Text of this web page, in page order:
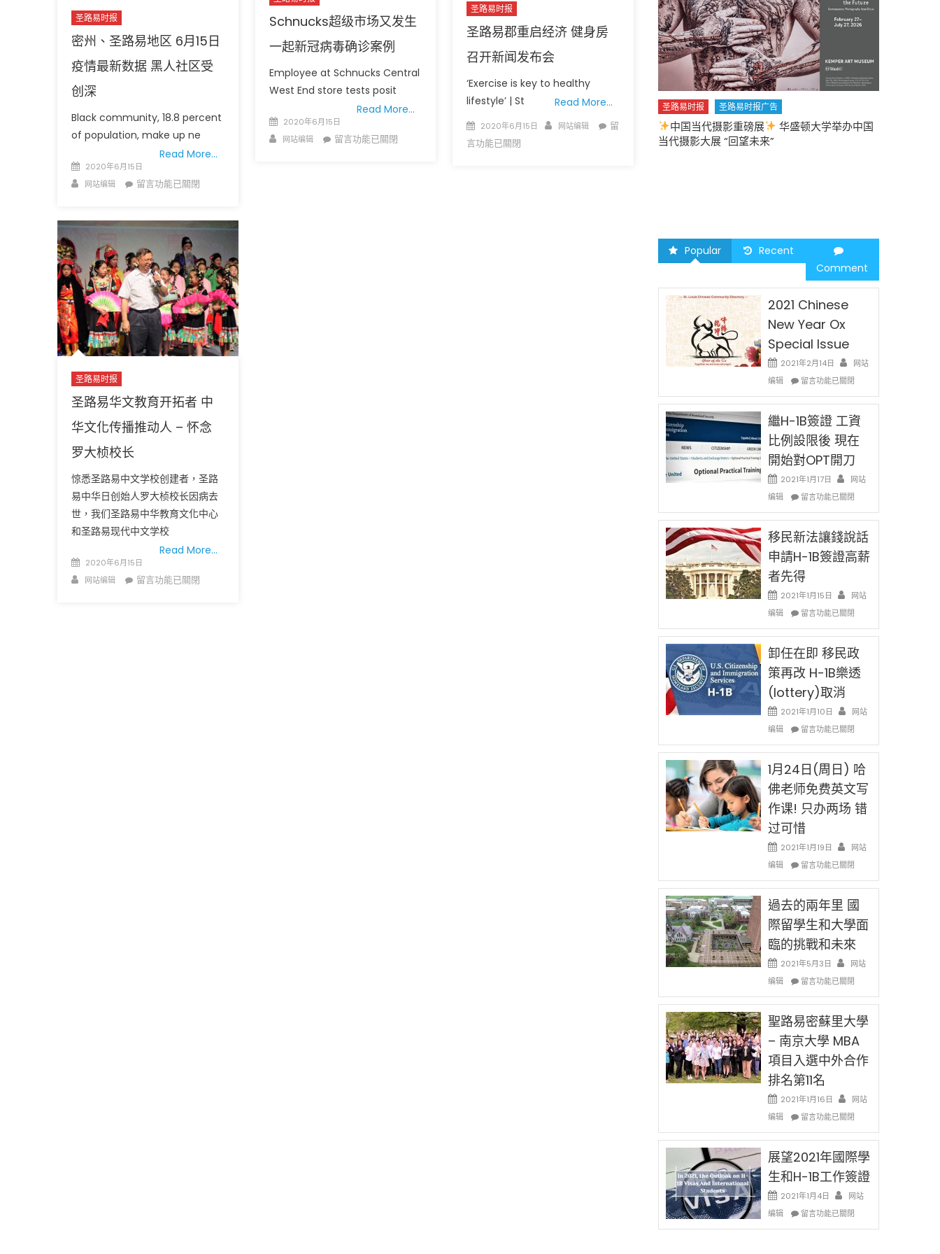
圣路易时报
密州、圣路易地区 6月15日
疫情最新数据 黑人社区受
创深
Black community, 18.8 percent
of population, make up ne
Read More…
Posted
on
2020年6月15日
Author
网站编辑
在
圣
路
易
地
区
6
月
日
最
新
黑
社
区
受
深〉
中
留言功能已關閉
Schnucks超级市场又发生
一起新冠病毒确诊案例
Employee at Schnucks Central
West End store tests posit
Read More…
Posted
on
2020年6月15日
Author
网站编辑
在
留言功能已關閉
圣路易时报
圣路易郡重启经济 健身房
召开新闻发布会
‘Exercise is key to healthy
lifestyle’ | St
Read More…
Posted
on
2020年6月15日 Author
网站编辑
在
留
言功能已關閉
圣路易时报
圣路易华文教育开拓者 中
华文化传播推动人 – 怀念
罗大桢校长
惊悉圣路易中文学校创建者，圣路
易中华日创始人罗大桢校长因病去
世，我们圣路易中华教育文化中心
和圣路易现代中文学校
Read More…
Posted
on
2020年6月15日
Author
网站编辑
在
留言功能已關閉
Lu Team 卢长志
圣路易时报 圣路易时报广告
免费健康检查 无需预约 免费赠送血压计供符合
条件者使用 欢迎参加索取! 4月18日星期六 上午
圣路易时报 圣路易时报广告
了解您的数字! 3月21日星期六 上午9点至中午
圣路易时报 圣路易时报广告
中国当代摄影重磅展
华盛顿大学举办中国
当代摄影大展 “回望未来”
Popular
Recent
Comment
2021 Chinese
New Year Ox
Special Issue
2021年2月14日
网站
编辑
在
Chinese
New
Year
Ox
Special
中
留言功能已關閉
繼H-1B簽證 工資
比例設限後 現在
開始對OPT開刀
2021年1月17日
网站
编辑
在
H-
1B
簽
證
工
比
例
設
限
後
現
在
開
始
OPT
開
中
留言功能已關閉
移民新法讓錢說話
申請H-1B簽證高薪
者先得
2021年1月15日
网站
编辑
在
民
新
法
讓
錢
話
申
請
H-
1B
簽
證
高
薪
者
先
得〉
留言功能已關閉
卸任在即 移民政
策再改 H-1B樂透
(lottery)取消
2021年1月10日
网站
编辑
在
任
在
即
移
民
政
策
再
改
H-
1B
樂
透
(lottery)
取
消〉
中
留言功能已關閉
1月24日(周日) 哈
佛老师免费英文写
作课! 只办两场 错
过可惜
2021年1月19日
网站
编辑
在
月
24
日
(周
日)
佛
老
师
免
费
英
文
写
作
课!
只
办
场
错
可
惜〉
中
留言功能已關閉
過去的兩年里 國
際留學生和大學面
臨的挑戰和未來
2021年5月3日
网站
编辑
在
去
的
兩
年
里
國
際
留
學
生
和
大
學
面
臨
挑
戰
留言功能已關閉
聖路易密蘇里大學
– 南京大學 MBA
項目入選中外合作
排名第11名
2021年1月16日
网站
编辑
在
路
易
蘇
里
大
學
–
留言功能已關閉
展望2021年國際學
生和H-1B工作簽證
2021年1月4日
网站
编辑
在
留言功能已關閉